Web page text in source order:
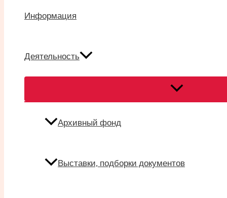
Информация
Деятельность
Архивный фонд
Выставки, подборки документов